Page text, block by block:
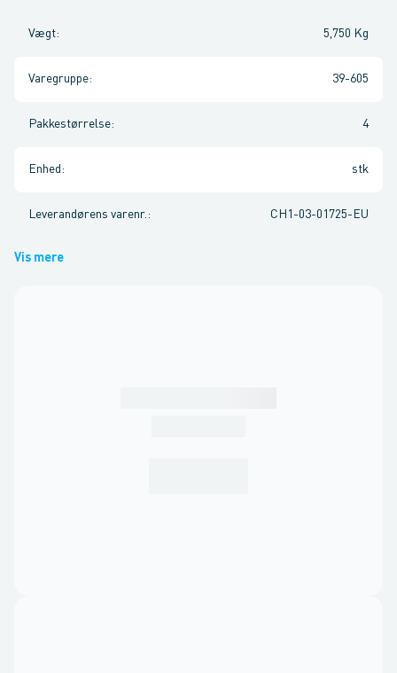
Vægt: 5,750 Kg
Varegruppe: 39-605
Pakkestørrelse: 4
Enhed : stk
Leverandørens varenr. : CH1-03-01725-EU
Vis mere